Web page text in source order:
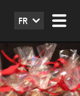
FR